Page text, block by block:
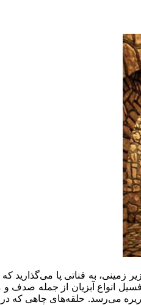
انواع آبزیان از جمله صدف و
می‌رسد. حلقه‌های چاهی که در